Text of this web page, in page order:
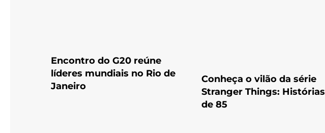
Encontro do G20 reúne
líderes mundiais no Rio de
Janeiro
Conheça o vilão da série
Stranger Things: Histórias
de 85